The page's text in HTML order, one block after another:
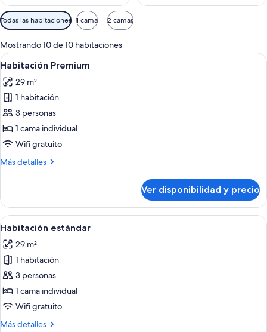
Filtros
disponibles
para
las
habitaciones
Todas las habitaciones 1 cama 2 camas
Mostrando 10 de 10 habitaciones
Ver
todas
las
fotos
de
Habitación
Premium
Una habitación de hotel con una
10
Habitación Premium
29 m²
1 habitación
3 personas
1 cama individual
Wifi gratuito
Más detalles
Más
Premium
Ver disponibilidad y precio
Ver
todas
las
fotos
de
Habitación
estándar
Habitación de hotel con una cama
10
Habitación estándar
29 m²
1 habitación
3 personas
1 cama individual
Wifi gratuito
Más detalles
Más